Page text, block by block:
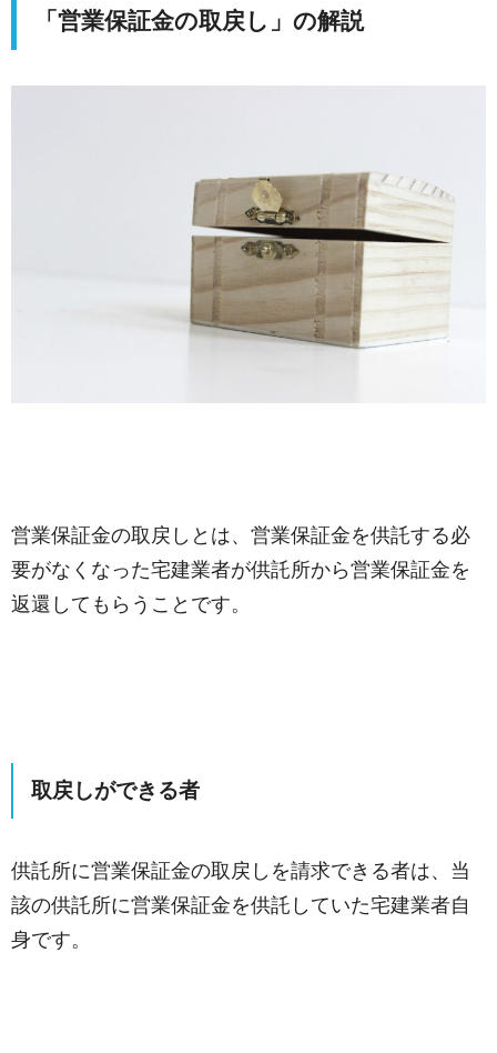
「営業保証金の取戻し」の解説
営業保証金の取戻しとは、営業保証金を供託する必
要がなくなった宅建業者が供託所から営業保証金を
返還してもらうことです。
取戻しができる者
供託所に営業保証金の取戻しを請求できる者は、当
該の供託所に営業保証金を供託していた宅建業者自
身です。